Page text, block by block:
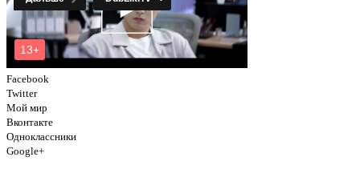
Facebook
Twitter
Мой мир
Вконтакте
Одноклассники
Google+